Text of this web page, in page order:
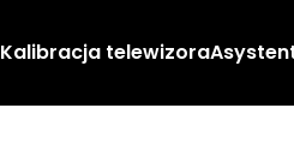
Kalibracja telewizora